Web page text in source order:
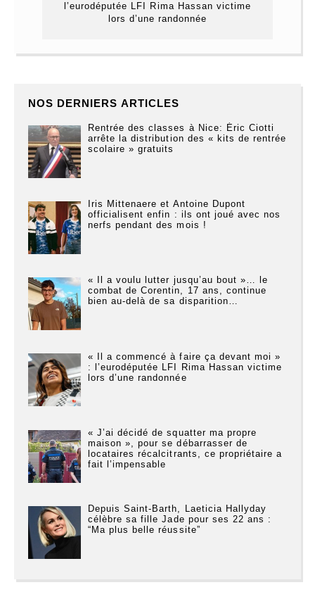
l’eurodéputée LFI Rima Hassan victime
lors d’une randonnée
NOS DERNIERS ARTICLES
Rentrée des classes à Nice: Éric Ciotti
arrête la distribution des « kits de rentrée
scolaire » gratuits
Iris Mittenaere et Antoine Dupont
officialisent enfin : ils ont joué avec nos
nerfs pendant des mois !
« Il a voulu lutter jusqu’au bout »… le
combat de Corentin, 17 ans, continue
bien au-delà de sa disparition…
« Il a commencé à faire ça devant moi »
: l’eurodéputée LFI Rima Hassan victime
lors d’une randonnée
« J’ai décidé de squatter ma propre
maison », pour se débarrasser de
locataires récalcitrants, ce propriétaire a
fait l’impensable
Depuis Saint-Barth, Laeticia Hallyday
célèbre sa fille Jade pour ses 22 ans :
“Ma plus belle réussite”